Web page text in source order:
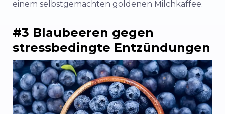
einem selbstgemachten goldenen Milchkaffee.
#3 Blaubeeren gegen
stressbedingte Entzündungen